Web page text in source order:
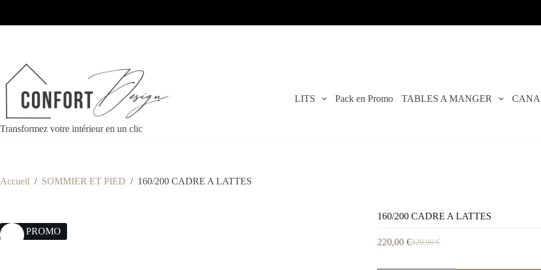
Transformez votre intérieur en un clic
LITS Pack en Promo TABLES A MANGER
Accueil / SOMMIER ET PIED / 160/200 CADRE A LATTES
31% PROMO
160/200 CADRE A LATTES
320,00€
220,00 €